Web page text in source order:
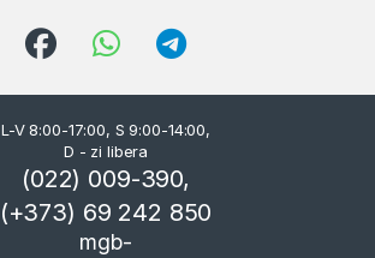
L-V 8:00-17:00, S 9:00-14:00,
D - zi libera
(022) 009-390,
(+373) 69 242 850
mgb-